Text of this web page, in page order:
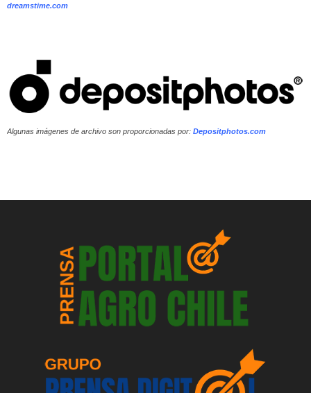
dreamstime.com
Algunas imágenes de archivo son proporcionadas por: Depositphotos.com